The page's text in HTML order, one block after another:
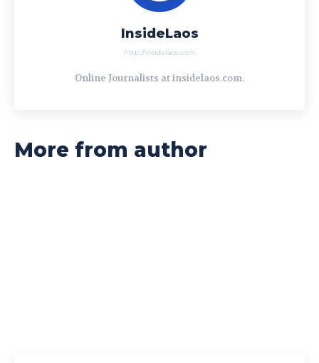
InsideLaos
http://insidelaos.com
Online Journalists at insidelaos.com.
More from author